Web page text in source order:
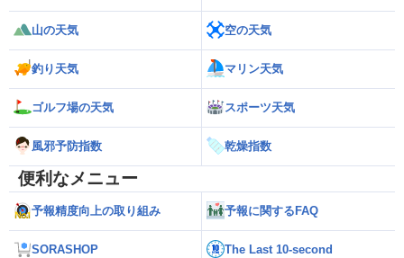
山の天気 空の天気
釣り天気 マリン天気
ゴルフ場の天気 スポーツ天気
風邪予防指数 乾燥指数
便利なメニュー
予報精度向上の取り組み 予報に関するFAQ
SORASHOP The Last 10-second